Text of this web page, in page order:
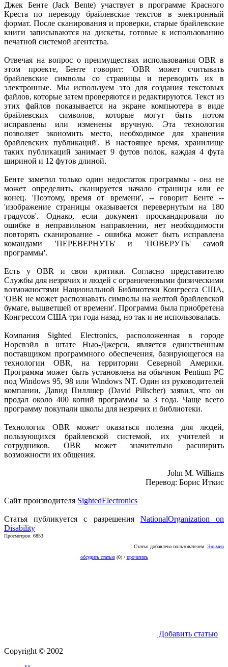
Джек Бенте (Jack Bente) участвует в программе Красного
Креста по переводу брайлевские текстов в электронный
формат. После сканирования и проверки, старые брайлевские
книги записываются на дискеты, готовые к использованию
печатной системой агентства.
Отвечая на вопрос о преимуществах использования OBR в
этом проекте, Бенте говорит: 'OBR может считывать
брайлевские символы со страницы и переводить их в
электронные. Мы используем это для создания текстовых
файлов, которые затем проверяются и редактируются. Текст из
этих файлов показывается на экране компьютера в виде
брайлевских символов, которые могут быть потом
исправлены или изменены вручную. Эта технология
позволяет экономить место, необходимое для хранения
брайлевских публикаций'. В настоящее время, хранилище
таких публикаций занимает 9 футов полок, каждая 4 фута
шириной и 12 футов длиной.
Бенте заметил только один недостаток программы - она не
может определить, сканируется начало страницы или ее
конец. 'Поэтому, время от времени', -- говорит Бенте --
'изображение страницы оказывается перевернутым на 180
градусов'. Однако, если документ проскандировали по
ошибке в неправильном направлении, нет необходимости
повторять сканирование - ошибка может быть исправлена
командами 'ПЕРЕВЕРНУТЬ' и 'ПОВЕРУТЬ' самой
программы'.
Есть у OBR и свои критики. Согласно представителю
Службы для незрячих и людей с ограниченными физическими
возможностями Национальной Библиотеки Конгресса США,
'OBR не может распознавать символы на желтой брайлевской
бумаге, выцветшей от времени'. Программа была приобретена
Конгрессом США три года назад, но так и не использовалась.
Компания Sighted Electronics, расположенная в городе
Норсвэйл в штате Нью-Джерси, является единственным
поставщиком программного обеспечения, базирующегося на
технологии OBR, на территории Северной Америки.
Программа может быть установлена на обычном Pentium PC
под Windows 95, 98 или Windows NT. Один из руководителей
компании, Давид Пиллшер (David Pillscher) заявил, что он
продал около 400 копий программы за 3 года. Чаще всего
программу покупали школы для незрячих и библиотеки.
Технология OBR может оказаться полезна для людей,
пользующихся брайлевской системой, их учителей и
сотрудников. OBR может значительно расширить
возможности их общения.
John M. Williams
Перевод: Борис Иткис
Сайт производителя SightedElectronics
Статья публикуется с разрешения NationalOrganization on
Disability
Просмотров: 6853
Статья добавлена пользователем: Эльмир
обсудить статью(0) / прочитать
Добавить статью
Copyright © 2002